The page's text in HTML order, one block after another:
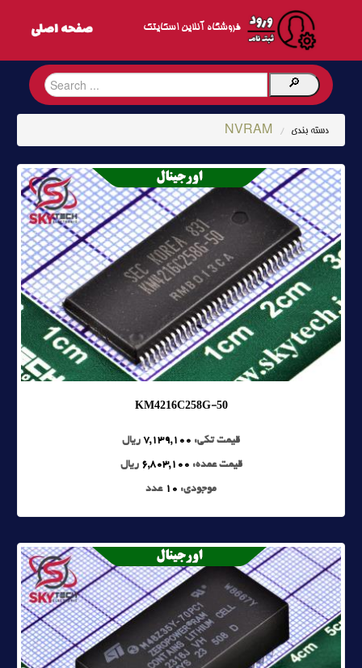
فروشگاه آنلاین اسکایتک
دسته بندی /
NVRAM
KM4216C258G-50
قیمت تکی: 7,139,100 ریال
قیمت عمده: 6,803,100 ریال
موجودی: 10 عدد